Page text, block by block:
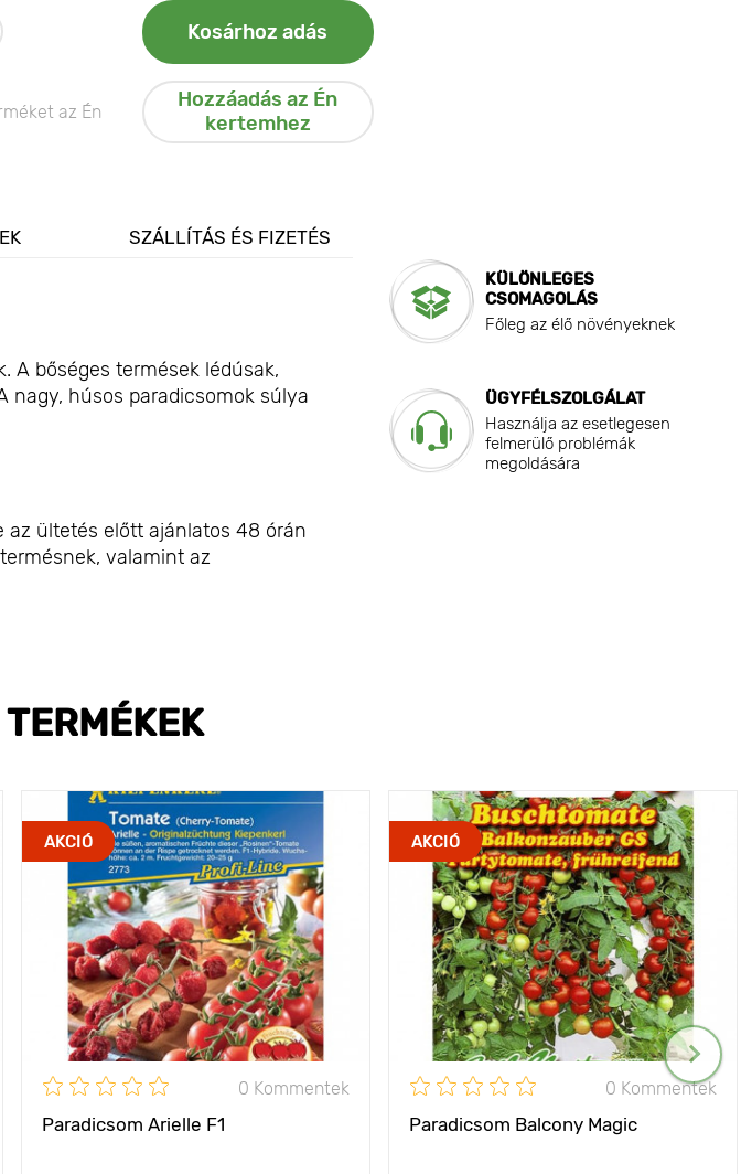
Kosárhoz adás
az Én
Hozzáadás az Én
kertemhez
SZÁLLÍTÁS ÉS FIZETÉS
A bőséges termések lédúsak,
nagy, húsos paradicsomok súlya
ültetés előtt ajánlatos 48 órán
valamint az
KÜLÖNLEGES
CSOMAGOLÁS
Főleg az élő növényeknek
ÜGYFÉLSZOLGÁLAT
Használja az esetlegesen
felmerülő problémák
megoldására
AKCIÓ
0 Kommentek
Paradicsom Arielle F1
AKCIÓ
0 Kommentek
Paradicsom Balcony Magic